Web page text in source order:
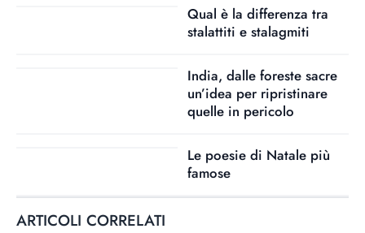
Qual è la differenza tra
stalattiti e stalagmiti
India, dalle foreste sacre
un’idea per ripristinare
quelle in pericolo
Le poesie di Natale più
famose
ARTICOLI CORRELATI